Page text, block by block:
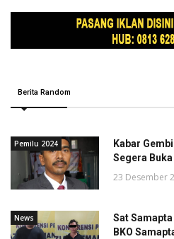
Berita Random
Pemilu 2024
Kabar
Segera
23 Desember
News
Sat
BKO